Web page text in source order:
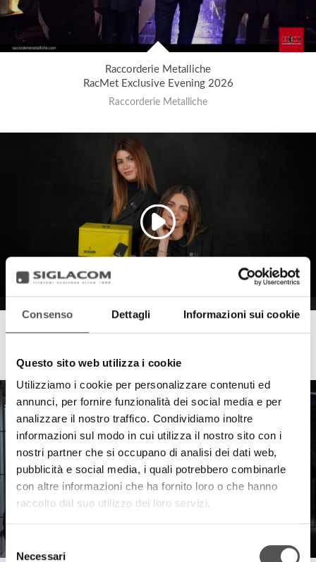
Consenso Dettagli Informazioni sui cookie
Questo sito web utilizza i cookie
Utilizziamo i cookie per personalizzare contenuti ed
annunci, per fornire funzionalità dei social media e per
analizzare il nostro traffico. Condividiamo inoltre
informazioni sul modo in cui utilizza il nostro sito con i
nostri partner che si occupano di analisi dei dati web,
pubblicità e social media, i quali potrebbero combinarle
con altre informazioni che ha fornito loro o che hanno
raccolto dal suo utilizzo dei loro servizi.
Selezione
delNecessari
Raccorderie Metalliche
RacMet Exclusive Evening 2026
Raccorderie Metalliche
AndreaTortora.com | Sberna.it | Sigla.com